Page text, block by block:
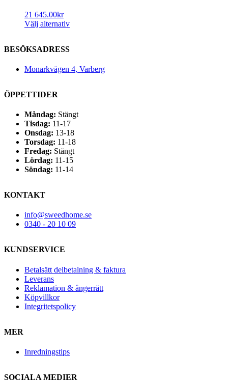
21 645.00kr
Välj alternativ
BESÖKSADRESS
Monarkvägen 4, Varberg
ÖPPETTIDER
Måndag: Stängt
Tisdag: 11-17
Onsdag: 13-18
Torsdag: 11-18
Fredag: Stängt
Lördag: 11-15
Söndag: 11-14
KONTAKT
info@sweedhome.se
0340 - 20 10 09
KUNDSERVICE
Betalsätt delbetalning & faktura
Leverans
Reklamation & ångerrätt
Köpvillkor
Integritetspolicy
MER
Inredningstips
SOCIALA MEDIER